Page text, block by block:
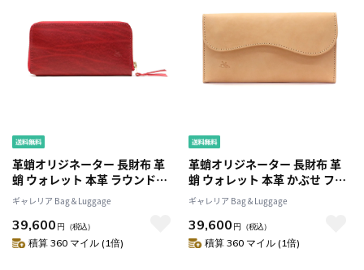
革蛸オリジネーター 長財布 革
蛸 ウォレット 本革 ラウンドフ
ァスナー ラウンドジップウォレ
ットTYPE-U 革蛸謹製 メンズレ
ディース 日本製 カワタコ BGS-
004 HOH-004
ギャレリア Bag＆Luggage
39,600 円 （税込）
積算 360 マイル (1倍)
革蛸オリジネーター 長財布 革
蛸 ウォレット 本革 かぶせ フラ
ップロングウォレット TYPE-X
革蛸謹製 メンズ レディース日
本製 カワタコ BGS-005 HOH-
005
ギャレリア Bag＆Luggage
39,600 円 （税込）
積算 360 マイル (1倍)